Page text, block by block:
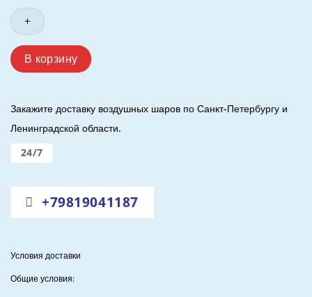
Шар
(12"/30
С
Днём
Дочка!
В корзину
Закажите доставку воздушных шаров по Санкт-Петербургу и
Ленинградской области.
24/7
+79819041187
Условия доставки
Общие условия: